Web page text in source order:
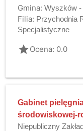
Gmina: Wyszków -
Filia: Przychodnia
Specjalistyczne
gradeOcena: 0.0
Gabinet
środowiskowej-
Niepubliczny